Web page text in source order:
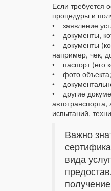
Если требуется
процедуры и
• заявление
• документы,
• документы
например, чек,
• паспорт (его
• фото объекта;
•
• другие
испытаний,
Важно
вида